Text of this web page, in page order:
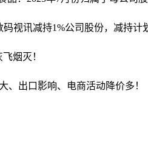
码视讯减持1%公司股份，减持计
烟灭！
、出口影响、电商活动降价多！